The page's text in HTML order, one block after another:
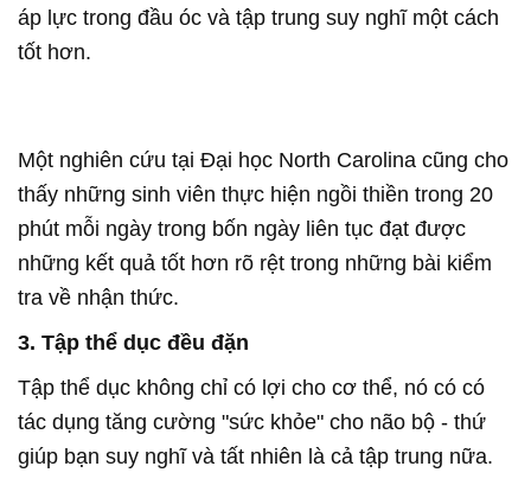
áp lực trong đầu óc và tập trung suy nghĩ một cách
tốt hơn.
Một nghiên cứu tại Đại học North Carolina cũng cho
thấy những sinh viên thực hiện ngồi thiền trong 20
phút mỗi ngày trong bốn ngày liên tục đạt được
những kết quả tốt hơn rõ rệt trong những bài kiểm
tra về nhận thức.
3. Tập thể dục đều đặn
Tập thể dục không chỉ có lợi cho cơ thể, nó có có
tác dụng tăng cường "sức khỏe" cho não bộ - thứ
giúp bạn suy nghĩ và tất nhiên là cả tập trung nữa.